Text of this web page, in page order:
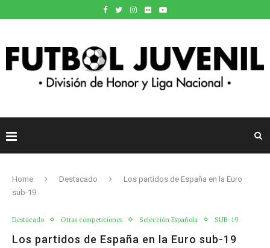
Home Destacado
Los partidos de España en la Euro
sub-19
Destacado Otras competiciones Selección Española SUB-19
Los partidos de España en la Euro sub-19